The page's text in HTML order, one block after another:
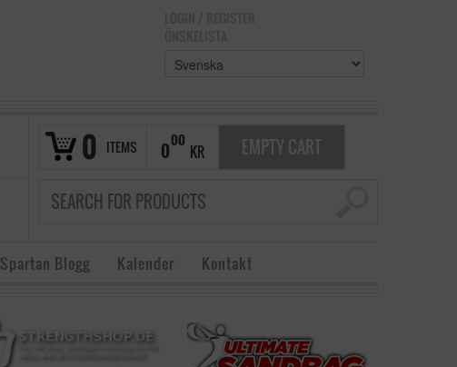
0 ITEMS 000
KR EMPTY CART
Spartan Blogg Kalender Kontakt